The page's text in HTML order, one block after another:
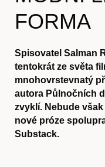
FORMA
Spisovatel Salman
tentokrát ze světa
mnohovrstevnatý
autora Půlnočních
zvyklí. Nebude
nové próze
Substack.